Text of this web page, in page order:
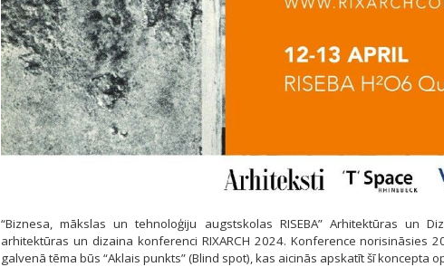
“Biznesa, mākslas un tehnoloģiju augstskolas RISEBA” Arhitektūras un
arhitektūras un dizaina konferenci RIXARCH 2024. Konference norisināsies
galvenā tēma būs “Aklais punkts” (Blind spot), kas aicinās apskatīt šī koncepta